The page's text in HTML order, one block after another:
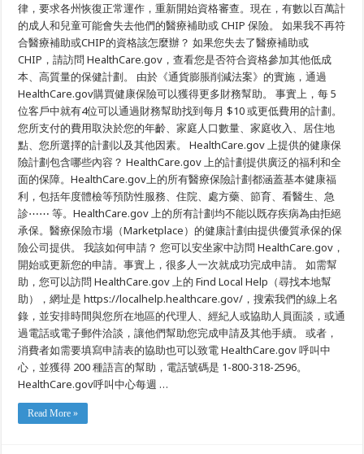
律，要求各州恢復正常運作，重新開始資格審查。現在，有數以百萬計
的成人和兒童可能會失去他們的醫療補助或 CHIP 保險。 如果我不再符
合醫療補助或CHIP的資格該怎麼辦？ 如果您失去了醫療補助或
CHIP，請訪問 HealthCare.gov，查看您是否符合資格參加其他低成
本、高質量的保健計劃。 由於《通貨膨脹削減法案》的實施，通過
HealthCare.gov購買健康保險可以獲得更多財務幫助。 事實上，每 5
位客戶中就有4位可以通過財務幫助找到每月 $10 或更低費用的計劃。
您所支付的費用取決於您的年齡、家庭人口數量、家庭收入、居住地
點、您所選擇的計劃以及其他因素。 HealthCare.gov 上提供的健康保
險計劃包含哪些內容？ HealthCare.gov 上的計劃提供廣泛的福利和全
面的保障。HealthCare.gov上的所有醫療保險計劃都涵蓋基本健康福
利，包括年度體檢等預防性服務、住院、處方藥、節育、看醫生、急
診⋯⋯ 等。HealthCare.gov 上的所有計劃均不能以既存疾病為由拒絕
承保。醫療保險市場（Marketplace）的健康計劃由提供優質承保的保
險公司提供。 我該如何申請？ 您可以安坐家中訪問 HealthCare.gov，
開始或更新您的申請。事實上，很多人一次就成功完成申請。 如需幫
助，您可以訪問 HealthCare.gov 上的 Find Local Help（尋找本地幫
助），網址是 https://localhelp.healthcare.gov/，搜索我們的線上名
錄，並安排時間與您所在地區的代理人、經紀人或協助人員面談，或通
過電話或電子郵件洽談，讓他們幫助您完成申請及其他手續。 或者，
消費者如需要填寫申請表的協助也可以致電 HealthCare.gov 呼叫中
心，並獲得 200 種語言的幫助，電話號碼是 1-800-318-2596。
HealthCare.gov呼叫中心每週 …
Read More »